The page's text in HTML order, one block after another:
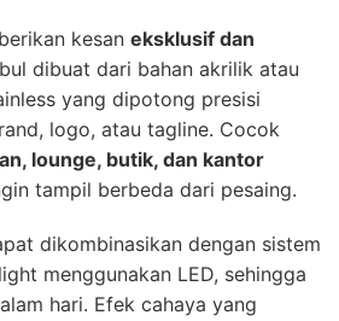
kesan eksklusif dan
dibuat dari bahan akrilik atau
yang dipotong presisi
logo, atau tagline. Cocok
lounge, butik, dan kantor
tampil berbeda dari pesaing.
dikombinasikan dengan sistem
menggunakan LED, sehingga
hari. Efek cahaya yang